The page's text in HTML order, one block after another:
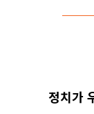
정치가